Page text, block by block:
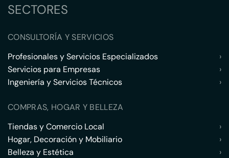
SECTORES
CONSULTORÍA Y SERVICIOS
Profesionales y Servicios Especializados
›
Servicios para Empresas
›
Ingeniería y Servicios Técnicos
›
COMPRAS, HOGAR Y BELLEZA
Tiendas y Comercio Local
›
Hogar, Decoración y Mobiliario
›
Belleza y Estética
›